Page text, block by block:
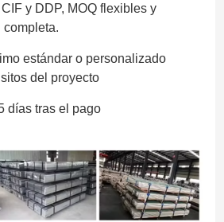
y DDP, MOQ flexibles y
completa.
estándar o personalizado
del proyecto
días tras el pago